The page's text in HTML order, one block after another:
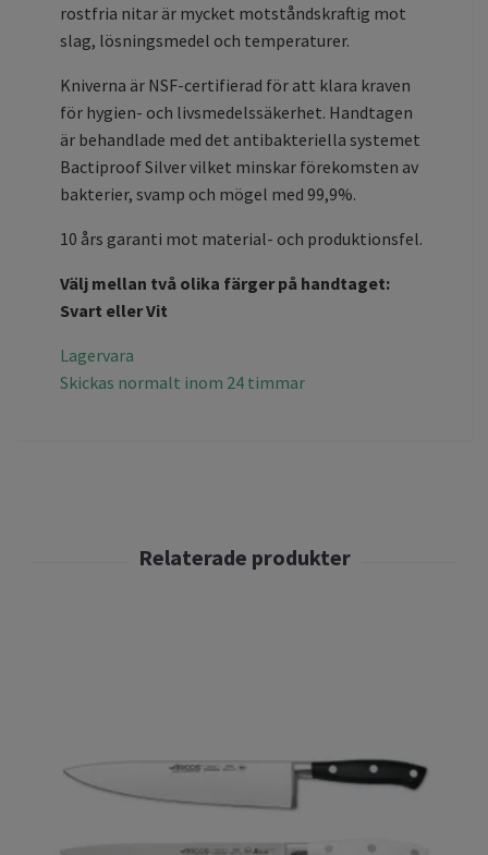
rostfria nitar är mycket motståndskraftig mot
slag, lösningsmedel och temperaturer.
Kniverna är NSF-certifierad för att klara kraven
för hygien- och livsmedelssäkerhet. Handtagen
är behandlade med det antibakteriella systemet
Bactiproof Silver vilket minskar förekomsten av
bakterier, svamp och mögel med 99,9%.
10 års garanti mot material- och produktionsfel.
Välj mellan två olika färger på handtaget:
Svart eller Vit
Lagervara
Skickas normalt inom 24 timmar